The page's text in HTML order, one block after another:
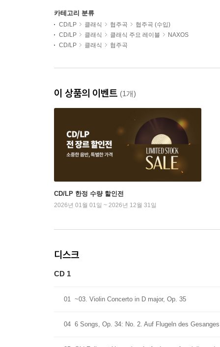
카테고리 분류
CD/LP 클래식 협주곡
협주곡 (수입)
CD/LP
클래식 클래식 주요 레이블
NAXOS
CD/LP
클래식 협주곡
이 상품의 이벤트 (1개)
CD/LP 한정 수량 할인전
2026년 01월 01일 ~ 2026년 12월 31일
디스크
CD 1
01 ~03. Violin Concerto in D major, Op. 35
04 6 Songs, Op. 34: No. 2. Auf Flugeln des